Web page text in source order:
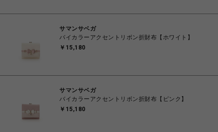
サマンサベガ
バイカラーアクセントリボン折財布【ホワイト】
￥15,180
サマンサベガ
バイカラーアクセントリボン折財布【ピンク】
￥15,180